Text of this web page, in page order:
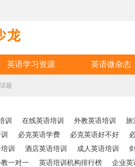
英语学习资源 英语微杂志
题
训 在线英语培训 外教英语培训
旅
必克英语学费 必克英语好不好
训 酒店英语培训 成人英语培训
一对一 英语培训机构排行榜
企业英